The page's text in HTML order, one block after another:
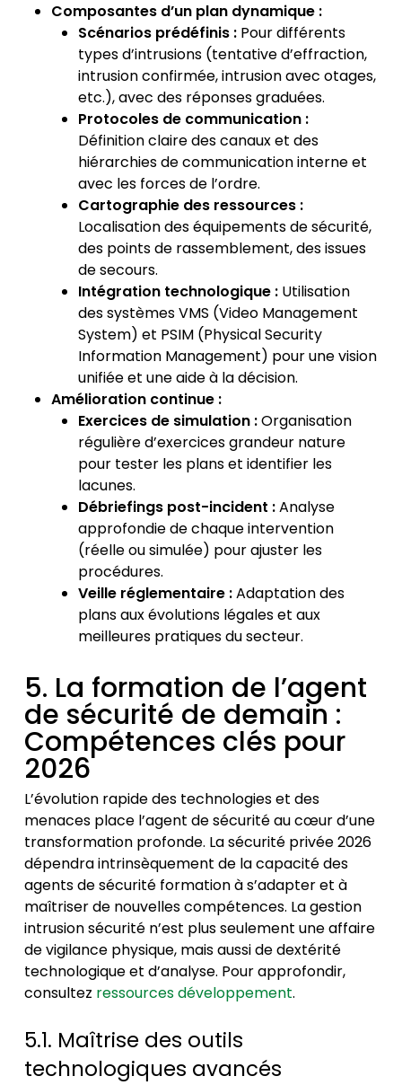
Composantes d’un plan dynamique :
Scénarios prédéfinis :Pour différents
types d’intrusions (tentative d’effraction,
intrusion confirmée, intrusion avec otages,
etc.), avec des réponses graduées.
Protocoles de communication :
Définition claire des canaux et des
hiérarchies de communication interne et
avec les forces de l’ordre.
Cartographie des ressources :
Localisation des équipements de sécurité,
des points de rassemblement, des issues
de secours.
Intégration technologique :Utilisation
des systèmes VMS (Video Management
System) et PSIM (Physical Security
Information Management) pour une vision
unifiée et une aide à la décision.
Amélioration continue :
Exercices de simulation :Organisation
régulière d’exercices grandeur nature
pour tester les plans et identifier les
lacunes.
Débriefings post-incident :Analyse
approfondie de chaque intervention
(réelle ou simulée) pour ajuster les
procédures.
Veille réglementaire :Adaptation des
plans aux évolutions légales et aux
meilleures pratiques du secteur.
5. La formation de l’agent
de sécurité de demain :
Compétences clés pour
2026
L’évolution rapide des technologies et des
menaces place l’agent de sécurité au cœur d’une
transformation profonde. Lasécurité privée 2026
dépendra intrinsèquement de la capacité des
agents de sécurité formationà s’adapter et à
maîtriser de nouvelles compétences. Lagestion
intrusion sécuritén’est plus seulement une affaire
de vigilance physique, mais aussi de dextérité
technologique et d’analyse. Pour approfondir,
consultez ressources développement.
5.1. Maîtrise des outils
technologiques avancés